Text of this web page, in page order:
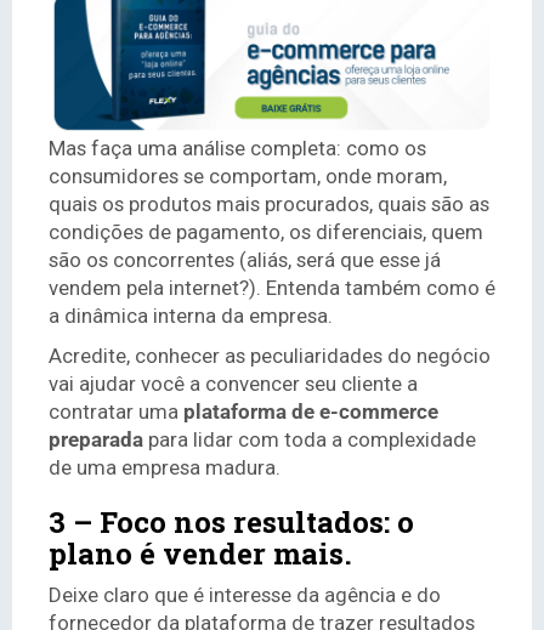
Mas faça uma análise completa: como os
consumidores se comportam, onde moram,
quais os produtos mais procurados, quais são as
condições de pagamento, os diferenciais, quem
são os concorrentes (aliás, será que esse já
vendem pela internet?). Entenda também como é
a dinâmica interna da empresa.
Acredite, conhecer as peculiaridades do negócio
vai ajudar você a convencer seu cliente a
contratar uma plataforma de e-commerce
preparada para lidar com toda a complexidade
de uma empresa madura.
3 – Foco nos resultados: o
plano é vender mais.
Deixe claro que é interesse da agência e do
fornecedor da plataforma de trazer resultados